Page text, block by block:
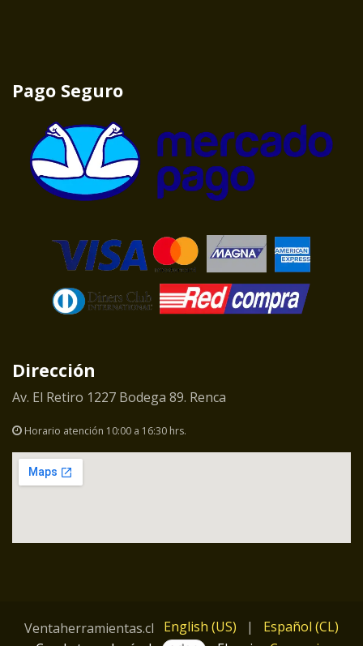
Pago Seguro
Dirección
Av. El Retiro 1227 Bodega 89. Renca
Horario atención 10:00 a 16:30 hrs.
Ventaherramientas.cl English (US) |
Español (CL)